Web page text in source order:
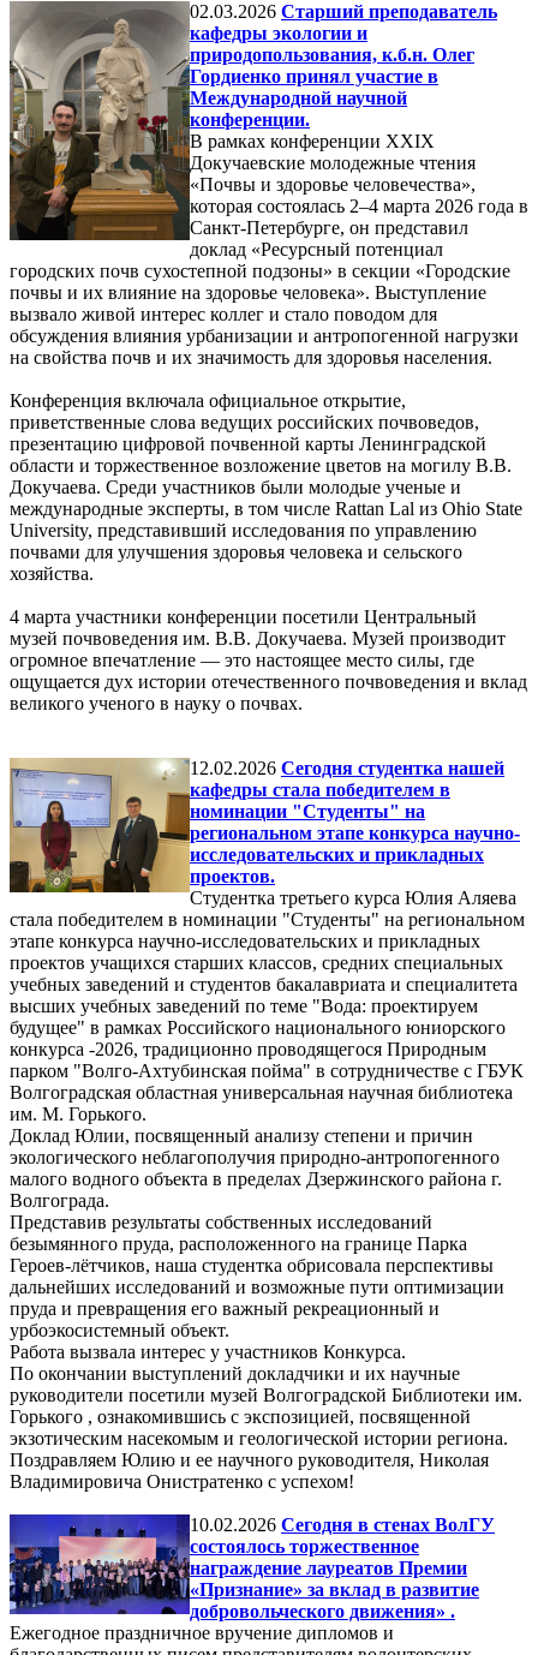
02.03.2026 Старший преподаватель
кафедры экологии и
природопользования, к.б.н. Олег
Гордиенко принял участие в
Международной научной
конференции.
В рамках конференции XXIX
Докучаевские молодежные чтения
«Почвы и здоровье человечества»,
которая состоялась 2–4 марта 2026 года в
Санкт-Петербурге, он представил
доклад «Ресурсный потенциал
городских почв сухостепной подзоны» в секции «Городские
почвы и их влияние на здоровье человека». Выступление
вызвало живой интерес коллег и стало поводом для
обсуждения влияния урбанизации и антропогенной нагрузки
на свойства почв и их значимость для здоровья населения.
Конференция включала официальное открытие,
приветственные слова ведущих российских почвоведов,
презентацию цифровой почвенной карты Ленинградской
области и торжественное возложение цветов на могилу В.В.
Докучаева. Среди участников были молодые ученые и
международные эксперты, в том числе Rattan Lal из Ohio State
University, представивший исследования по управлению
почвами для улучшения здоровья человека и сельского
хозяйства.
4 марта участники конференции посетили Центральный
музей почвоведения им. В.В. Докучаева. Музей производит
огромное впечатление — это настоящее место силы, где
ощущается дух истории отечественного почвоведения и вклад
великого ученого в науку о почвах.
12.02.2026 Сегодня студентка нашей
кафедры стала победителем в
номинации "Студенты" на
региональном этапе конкурса научно-
исследовательских и прикладных
проектов.
Студентка третьего курса Юлия Аляева
стала победителем в номинации "Студенты" на региональном
этапе конкурса научно-исследовательских и прикладных
проектов учащихся старших классов, средних специальных
учебных заведений и студентов бакалавриата и специалитета
высших учебных заведений по теме "Вода: проектируем
будущее" в рамках Российского национального юниорского
конкурса -2026, традиционно проводящегося Природным
парком "Волго-Ахтубинская пойма" в сотрудничестве с ГБУК
Волгоградская областная универсальная научная библиотека
им. М. Горького.
Доклад Юлии, посвященный анализу степени и причин
экологического неблагополучия природно-антропогенного
малого водного объекта в пределах Дзержинского района г.
Волгограда.
Представив результаты собственных исследований
безымянного пруда, расположенного на границе Парка
Героев-лётчиков, наша студентка обрисовала перспективы
дальнейших исследований и возможные пути оптимизации
пруда и превращения его важный рекреационный и
урбоэкосистемный объект.
Работа вызвала интерес у участников Конкурса.
По окончании выступлений докладчики и их научные
руководители посетили музей Волгоградской Библиотеки им.
Горького , ознакомившись с экспозицией, посвященной
экзотическим насекомым и геологической истории региона.
Поздравляем Юлию и ее научного руководителя, Николая
Владимировича Онистратенко с успехом!
10.02.2026 Сегодня в стенах ВолГУ
состоялось торжественное
награждение лауреатов Премии
«Признание» за вклад в развитие
добровольческого движения» .
Ежегодное праздничное вручение дипломов и